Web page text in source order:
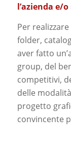
l’azienda e/
Per
folder,
aver fatto
group, del
competitivi,
delle
progetto
convincente